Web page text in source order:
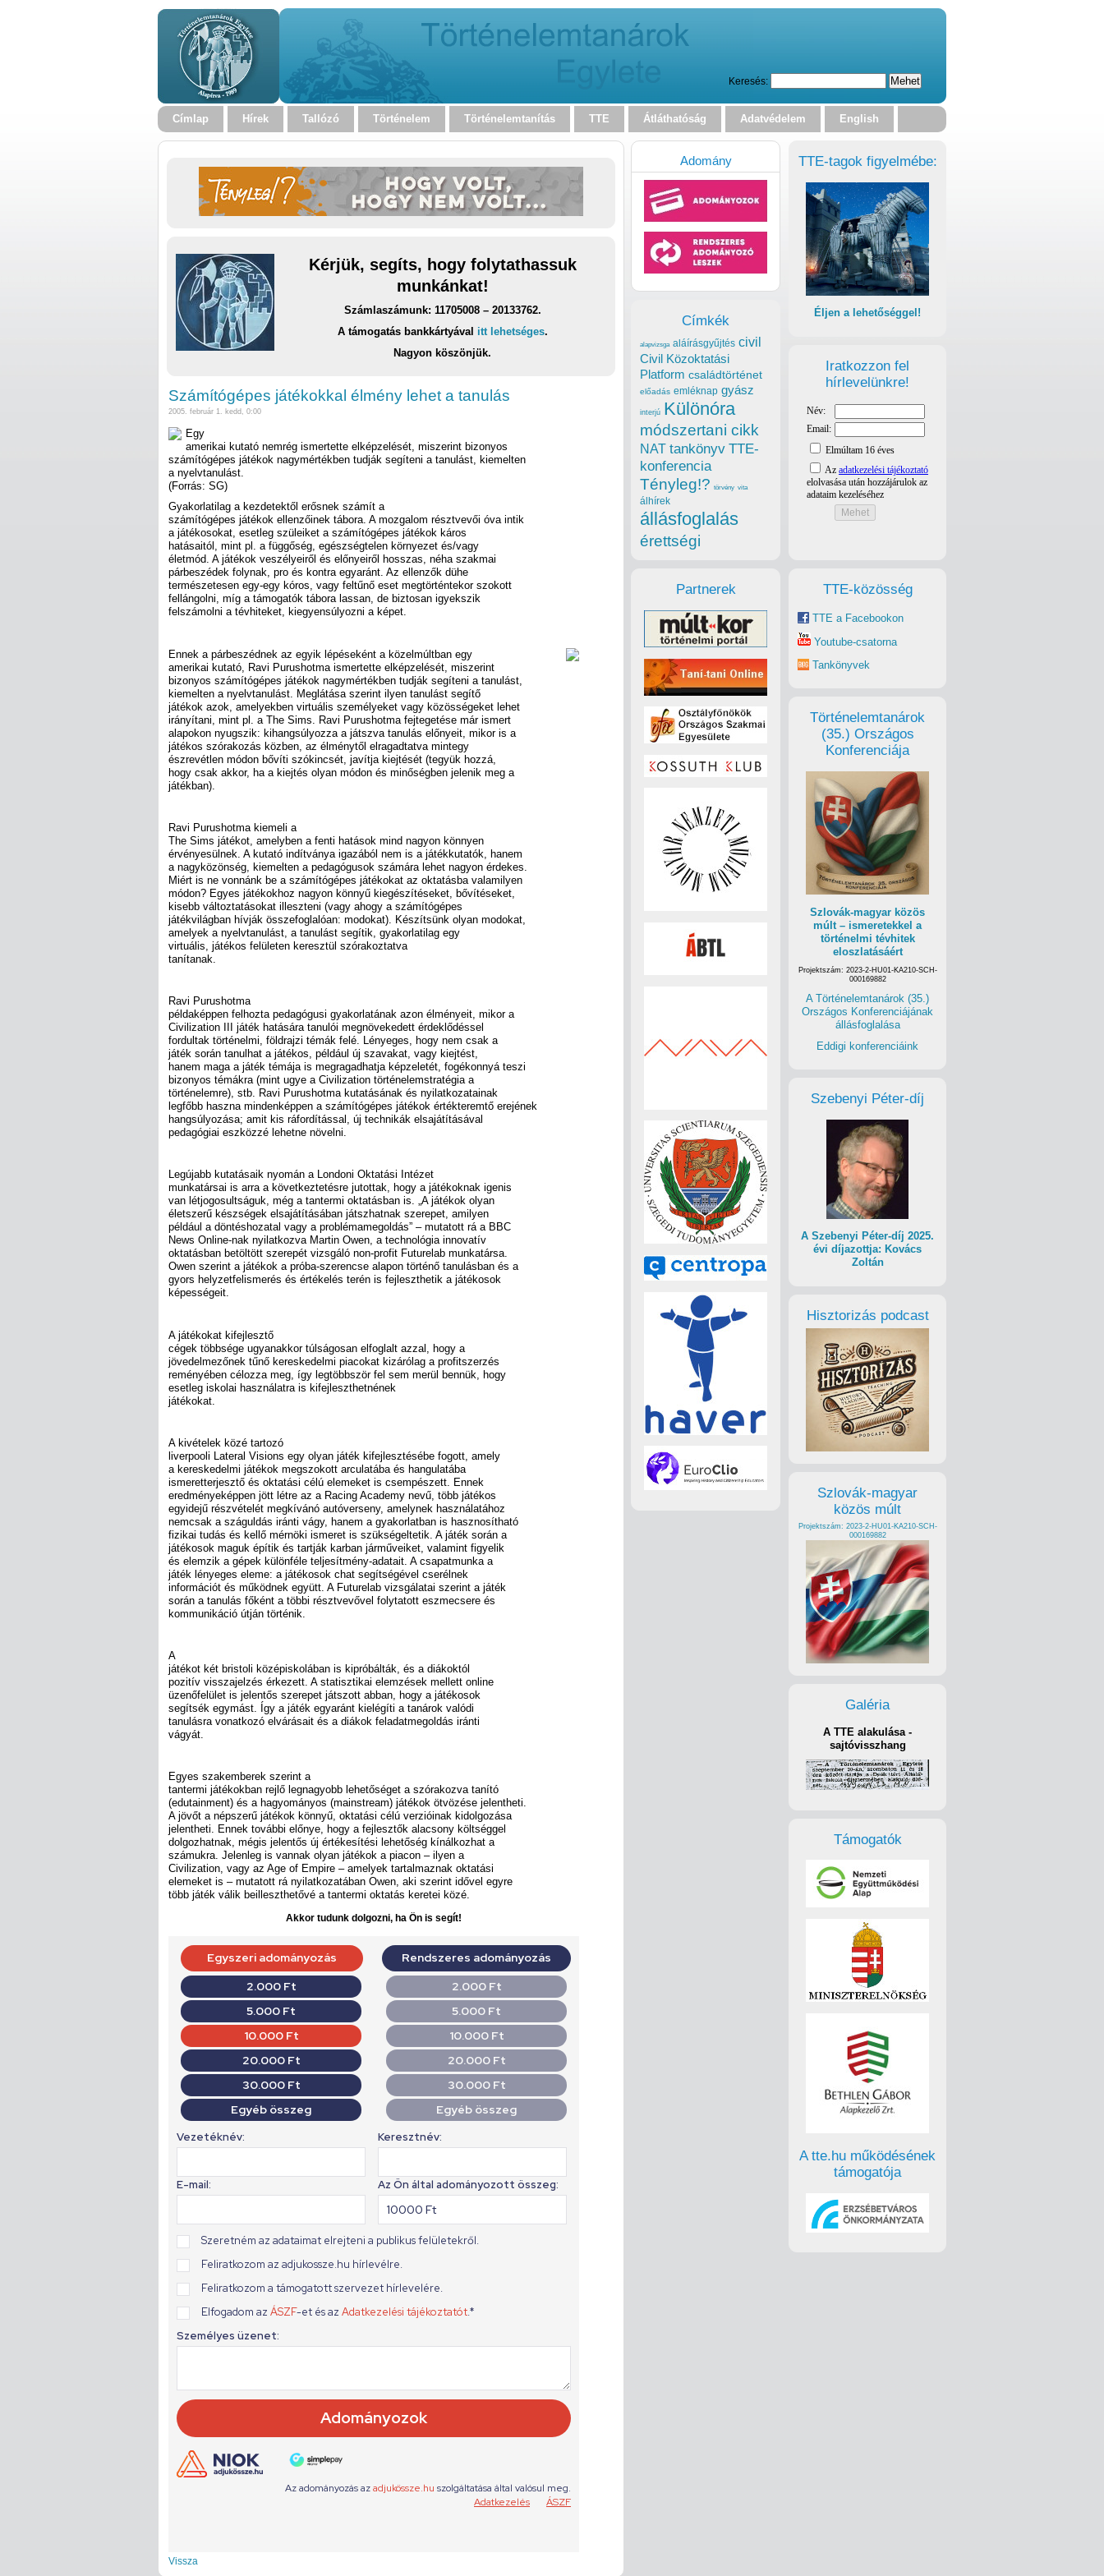
Keresés:
Címlap Hírek Tallózó Történelem Történelemtanítás TTE Átláthatóság Adatvédelem English
Kérjük, segíts, hogy folytathassuk
munkánkat!
Számlaszámunk: 11705008 – 20133762.
A támogatás bankkártyával itt lehetséges.
Nagyon köszönjük.
Számítógépes játékokkal élmény lehet a tanulás
2005. február 1. kedd, 0:00
Egy
amerikai kutató nemrég ismertette elképzelését, miszerint bizonyos
számítógépes játékok nagymértékben tudják segíteni a tanulást, kiemelten
a nyelvtanulást.
(Forrás: SG)
Gyakorlatilag a kezdetektől erősnek számít a
számítógépes játékok ellenzőinek tábora. A mozgalom résztvevői óva intik
a játékosokat, esetleg szüleiket a számítógépes játékok káros
hatásaitól, mint pl. a függőség, egészségtelen környezet és/vagy
életmód. A játékok veszélyeiről és előnyeiről hosszas, néha szakmai
párbeszédek folynak, pro és kontra egyaránt. Az ellenzők dühe
természetesen egy-egy kóros, vagy feltűnő eset megtörténtekor szokott
fellángolni, míg a támogatók tábora lassan, de biztosan igyekszik
felszámolni a tévhiteket, kiegyensúlyozni a képet.
Ennek a párbeszédnek az egyik lépéseként a közelmúltban egy
amerikai kutató, Ravi Purushotma ismertette elképzelését, miszerint
bizonyos számítógépes játékok nagymértékben tudják segíteni a tanulást,
kiemelten a nyelvtanulást. Meglátása szerint ilyen tanulást segítő
játékok azok, amelyekben virtuális személyeket vagy közösségeket lehet
irányítani, mint pl. a The Sims. Ravi Purushotma fejtegetése már ismert
alapokon nyugszik: kihangsúlyozza a játszva tanulás előnyeit, mikor is a
játékos szórakozás közben, az élménytől elragadtatva mintegy
észrevétlen módon bővíti szókincsét, javítja kiejtését (tegyük hozzá,
hogy csak akkor, ha a kiejtés olyan módon és minőségben jelenik meg a
játékban).
Ravi Purushotma kiemeli a
The Sims játékot, amelyben a fenti hatások mind nagyon könnyen
érvényesülnek. A kutató indítványa igazából nem is a játékkutatók, hanem
a nagyközönség, kiemelten a pedagógusok számára lehet nagyon érdekes.
Miért is ne vonnánk be a számítógépes játékokat az oktatásba valamilyen
módon? Egyes játékokhoz nagyon könnyű kiegészítéseket, bővítéseket,
kisebb változtatásokat illeszteni (vagy ahogy a számítógépes
játékvilágban hívják összefoglalóan: modokat). Készítsünk olyan modokat,
amelyek a nyelvtanulást, a tanulást segítik, gyakorlatilag egy
virtuális, játékos felületen keresztül szórakoztatva
tanítanak.
Ravi Purushotma
példaképpen felhozta pedagógusi gyakorlatának azon élményeit, mikor a
Civilization III játék hatására tanulói megnövekedett érdeklődéssel
fordultak történelmi, földrajzi témák felé. Lényeges, hogy nem csak a
játék során tanulhat a játékos, például új szavakat, vagy kiejtést,
hanem maga a játék témája is megragadhatja képzeletét, fogékonnyá teszi
bizonyos témákra (mint ugye a Civilization történelemstratégia a
történelemre), stb. Ravi Purushotma kutatásának és nyilatkozatainak
legfőbb haszna mindenképpen a számítógépes játékok értékteremtő erejének
hangsúlyozása; amit kis ráfordítással, új technikák elsajátításával
pedagógiai eszközzé lehetne növelni.
Legújabb kutatásaik nyomán a Londoni Oktatási Intézet
munkatársai is arra a következtetésre jutottak, hogy a játékoknak igenis
van létjogosultságuk, még a tantermi oktatásban is. „A játékok olyan
életszerű készségek elsajátításában játszhatnak szerepet, amilyen
például a döntéshozatal vagy a problémamegoldás” – mutatott rá a BBC
News Online-nak nyilatkozva Martin Owen, a technológia innovatív
oktatásban betöltött szerepét vizsgáló non-profit Futurelab munkatársa.
Owen szerint a játékok a próba-szerencse alapon történő tanulásban és a
gyors helyzetfelismerés és értékelés terén is fejleszthetik a játékosok
képességeit.
A játékokat kifejlesztő
cégek többsége ugyanakkor túlságosan elfoglalt azzal, hogy a
jövedelmezőnek tűnő kereskedelmi piacokat kizárólag a profitszerzés
reményében célozza meg, így legtöbbször fel sem merül bennük, hogy
esetleg iskolai használatra is kifejleszthetnének
játékokat.
A kivételek közé tartozó
liverpooli Lateral Visions egy olyan játék kifejlesztésébe fogott, amely
a kereskedelmi játékok megszokott arculatába és hangulatába
ismeretterjesztő és oktatási célú elemeket is csempészett. Ennek
eredményeképpen jött létre az a Racing Academy nevű, több játékos
egyidejű részvételét megkívánó autóverseny, amelynek használatához
nemcsak a száguldás iránti vágy, hanem a gyakorlatban is hasznosítható
fizikai tudás és kellő mérnöki ismeret is szükségeltetik. A játék során a
játékosok maguk építik és tartják karban járműveiket, valamint figyelik
és elemzik a gépek különféle teljesítmény-adatait. A csapatmunka a
játék lényeges eleme: a játékosok chat segítségével cserélnek
információt és működnek együtt. A Futurelab vizsgálatai szerint a játék
során a tanulás főként a többi résztvevővel folytatott eszmecsere és
kommunikáció útján történik.
A
játékot két bristoli középiskolában is kipróbálták, és a diákoktól
pozitív visszajelzés érkezett. A statisztikai elemzések mellett online
üzenőfelület is jelentős szerepet játszott abban, hogy a játékosok
segítsék egymást. Így a játék egyaránt kielégíti a tanárok valódi
tanulásra vonatkozó elvárásait és a diákok feladatmegoldás iránti
vágyát.
Egyes szakemberek szerint a
tantermi játékokban rejlő legnagyobb lehetőséget a szórakozva tanító
(edutainment) és a hagyományos (mainstream) játékok ötvözése jelentheti.
A jövőt a népszerű játékok könnyű, oktatási célú verzióinak kidolgozása
jelentheti. Ennek további előnye, hogy a fejlesztők alacsony költséggel
dolgozhatnak, mégis jelentős új értékesítési lehetőség kínálkozhat a
számukra. Jelenleg is vannak olyan játékok a piacon – ilyen a
Civilization, vagy az Age of Empire – amelyek tartalmaznak oktatási
elemeket is – mutatott rá nyilatkozatában Owen, aki szerint idővel egyre
több játék válik beilleszthetővé a tantermi oktatás keretei közé.
Akkor tudunk dolgozni, ha Ön is segít!
Vissza
TTE-tagok figyelmébe:
Éljen a lehetőséggel!
Iratkozzon fel
hírlevelünkre!
TTE-közösség
TTE a Facebookon
Youtube-csatorna
Tankönyvek
Történelemtanárok
(35.) Országos
Konferenciája
Szlovák-magyar közös
múlt – ismeretekkel a
történelmi tévhitek
eloszlatásáért
Projektszám: 2023-2-HU01-KA210-SCH-
000169882
A Történelemtanárok (35.)
Országos Konferenciájának
állásfoglalása
Eddigi konferenciáink
Szebenyi Péter-díj
A Szebenyi Péter-díj 2025.
évi díjazottja: Kovács
Zoltán
Hisztorizás podcast
Szlovák-magyar
közös múlt
Projektszám: 2023-2-HU01-KA210-SCH-
000169882
Galéria
A TTE alakulása -
sajtóvisszhang
Támogatók
A tte.hu működésének
támogatója
Adomány
Címkék
alapvizsga aláírásgyűjtés civil
Civil Közoktatási
Platform családtörténet
előadás emléknap gyász
interjú Különóra
módszertani cikk
NAT tankönyv TTE-
konferencia
Tényleg!? törvény vita
álhírek
állásfoglalás
érettségi
Partnerek